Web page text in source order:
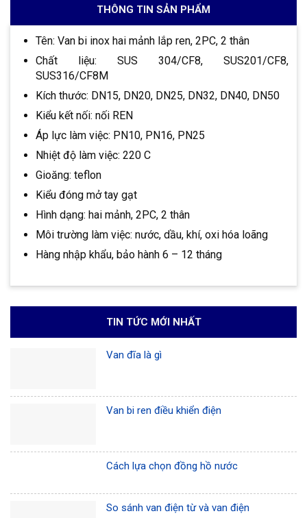
THÔNG TIN SẢN PHẨM
Tên: Van bi inox hai mảnh lắp ren, 2PC, 2 thân
Chất liệu: SUS 304/CF8, SUS201/CF8,
SUS316/CF8M
Kích thước: DN15, DN20, DN25, DN32, DN40, DN50
Kiểu kết nối: nối REN
Áp lực làm việc: PN10, PN16, PN25
Nhiệt độ làm việc: 220 C
Gioăng: teflon
Kiểu đóng mở tay gạt
Hình dạng: hai mảnh, 2PC, 2 thân
Môi trường làm việc: nước, dầu, khí, oxi hóa loãng
Hàng nhập khẩu, bảo hành 6 – 12 tháng
TIN TỨC MỚI NHẤT
Van đĩa là gì
Van bi ren điều khiển điện
Cách lựa chọn đồng hồ nước
So sánh van điện từ và van điện